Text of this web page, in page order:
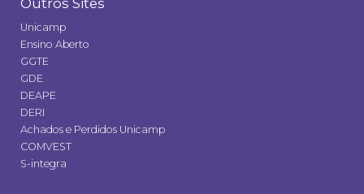
Outros Sites
Unicamp
Ensino Aberto
GGTE
GDE
DEAPE
DERI
Achados e Perdidos Unicamp
COMVEST
S-integra